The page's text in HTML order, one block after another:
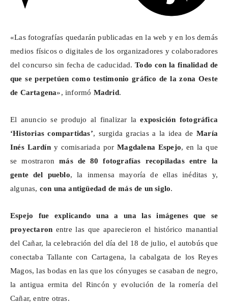
«Las fotografías quedarán publicadas en la web y en los demás
medios físicos o digitales de los organizadores y colaboradores
del concurso sin fecha de caducidad.Todo con la finalidad de
que se perpetúen como testimonio gráfico de la zona Oeste
de Cartagena», informó Madrid.
El anuncio se produjo al finalizar laexposición fotográfica
‘Historias compartidas’, surgida gracias a la idea de María
Inés Lardín y comisariada porMagdalena Espejo, en la que
se mostraronmás de 80 fotografías recopiladas entre la
gente del pueblo, la inmensa mayoría de ellas inéditas y,
algunas, con una antigüedad de más de un siglo.
Espejo fue explicando una a una las imágenes que se
proyectaron entre las que aparecieron el histórico manantial
del Cañar, la celebración del día del 18 de julio, el autobús que
conectaba Tallante con Cartagena, la cabalgata de los Reyes
Magos, las bodas en las que los cónyuges se casaban de negro,
la antigua ermita del Rincón y evolución de la romería del
Cañar, entre otras.